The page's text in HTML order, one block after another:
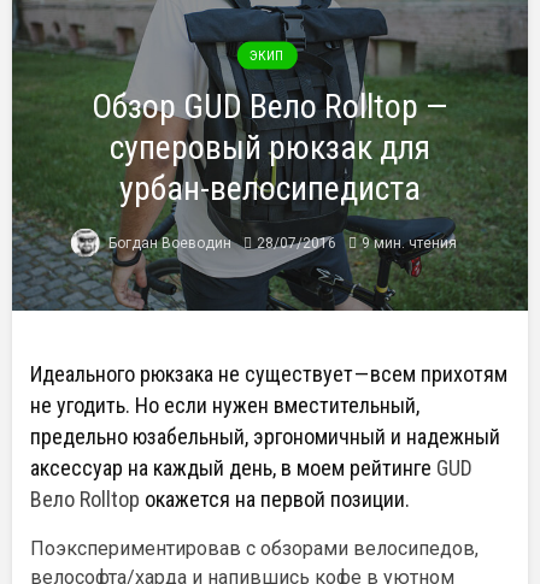
ЭКИП
Обзор GUD Вело Rolltop —
суперовый рюкзак для
урбан-велосипедиста
Богдан Воеводин 28/07/2016 9 мин. чтения
Идеального рюкзака не существует — всем прихотям
не угодить. Но если нужен вместительный,
предельно юзабельный, эргономичный и надежный
аксессуар на каждый день, в моем рейтинге GUD
Вело Rolltop окажется на первой позиции.
Поэкспериментировав с обзорами велосипедов,
велософта/харда и напившись кофе в уютном